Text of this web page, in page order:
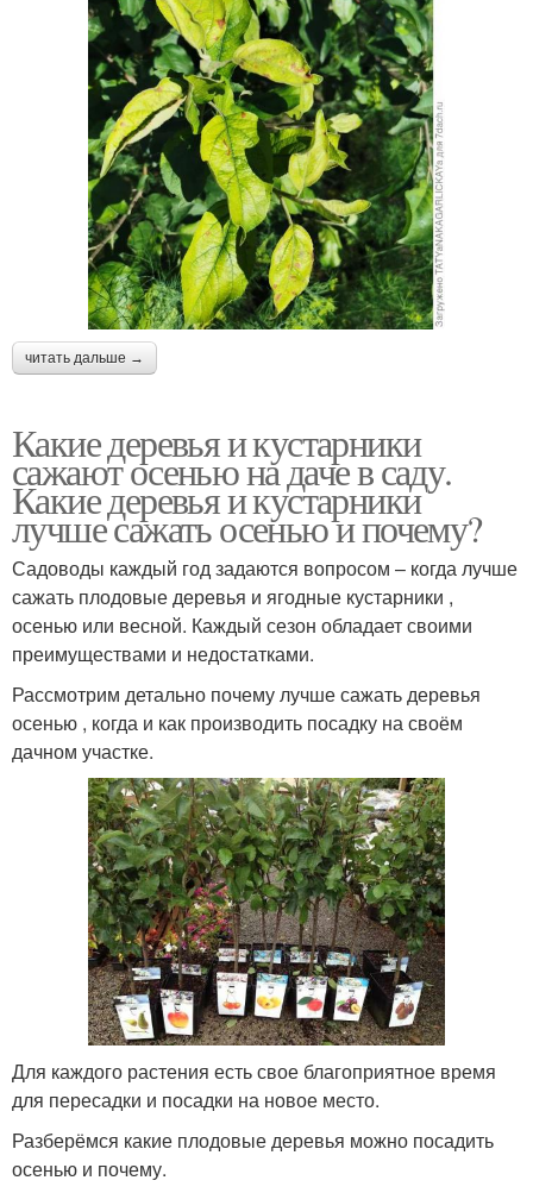
читать дальше →
Какие деревья и кустарники
сажают осенью на даче в саду.
Какие деревья и кустарники
лучше сажать осенью и почему?
Садоводы каждый год задаются вопросом – когда лучше
сажать плодовые деревья и ягодные кустарники ,
осенью или весной. Каждый сезон обладает своими
преимуществами и недостатками.
Рассмотрим детально почему лучше сажать деревья
осенью , когда и как производить посадку на своём
дачном участке.
Для каждого растения есть свое благоприятное время
для пересадки и посадки на новое место.
Разберёмся какие плодовые деревья можно посадить
осенью и почему.